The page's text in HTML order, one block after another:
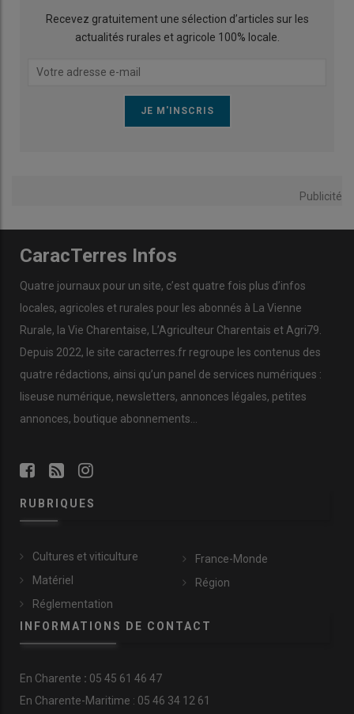
Recevez gratuitement une sélection d’articles sur les
actualités rurales et agricole 100% locale.
Publicité
CaracTerres Infos
Quatre journaux pour un site, c’est quatre fois plus d’infos
locales, agricoles et rurales pour les abonnés à La Vienne
Rurale, la Vie Charentaise, L’Agriculteur Charentais et Agri79.
Depuis 2022, le site caracterres.fr regroupe les contenus des
quatre rédactions, ainsi qu’un panel de services numériques :
liseuse numérique, newsletters, annonces légales, petites
annonces, boutique abonnements…
RUBRIQUES
Cultures et viticulture
Matériel
Réglementation
France-Monde
Région
INFORMATIONS DE CONTACT
En Charente : 05 45 61 46 47
En Charente-Maritime : 05 46 34 12 61